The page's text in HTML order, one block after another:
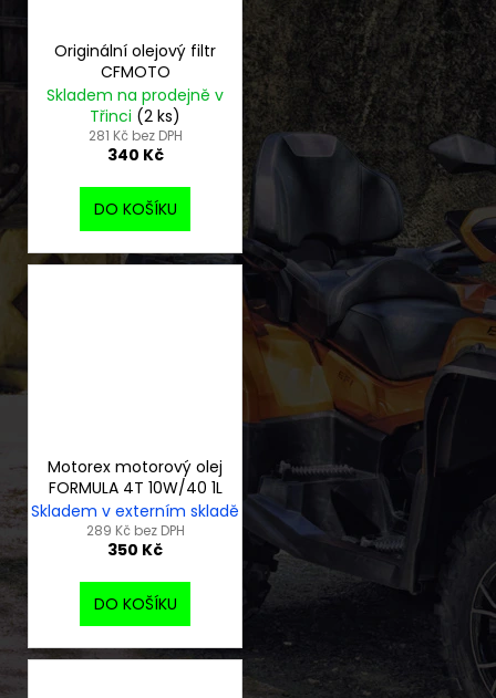
Originální olejový filtr
CFMOTO
Skladem na prodejně v
Třinci (2 ks)
281 Kč bez DPH
340 Kč
DO KOŠÍKU
Motorex motorový olej
FORMULA 4T 10W/40 1L
Skladem v externím skladě
289 Kč bez DPH
350 Kč
DO KOŠÍKU